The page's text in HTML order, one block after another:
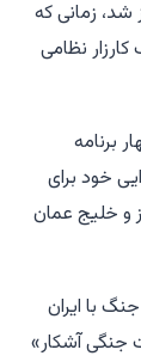
در تاریخ ۲۸ فوریه ۲۰۲۶ آغاز شد، زمانی که
نظامی
برنامه
خود برای
و خلیج عمان
با ایران
جنگی آشکار»